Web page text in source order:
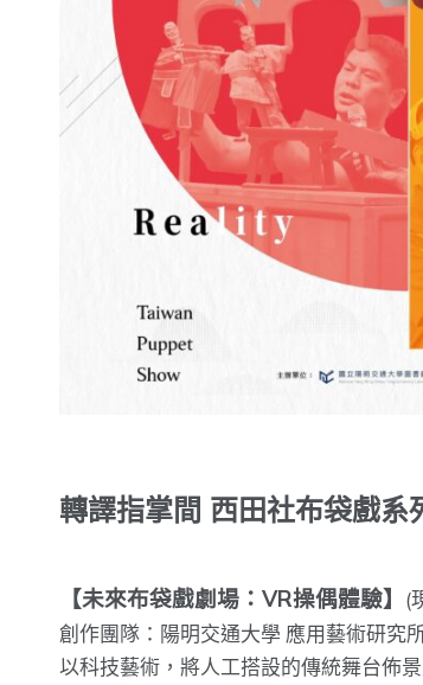
轉譯指掌間 西田社布袋戲
【未來布袋戲劇場：VR操偶體驗】
(
創作團隊：陽明交通大學 應用藝術研究
以科技藝術，將人工搭設的傳統舞台佈